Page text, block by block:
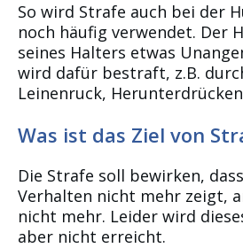
So wird Strafe auch bei der
noch häufig verwendet. Der
seines Halters etwas
wird dafür bestraft, z.B.
Leinenruck,
Was ist das Ziel von
Die Strafe soll bewirken,
Verhalten nicht mehr zeigt,
nicht mehr. Leider wird
aber nicht erreicht.